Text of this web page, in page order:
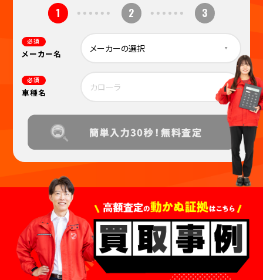
1 2 3
必須
メーカー名
必須
車種名